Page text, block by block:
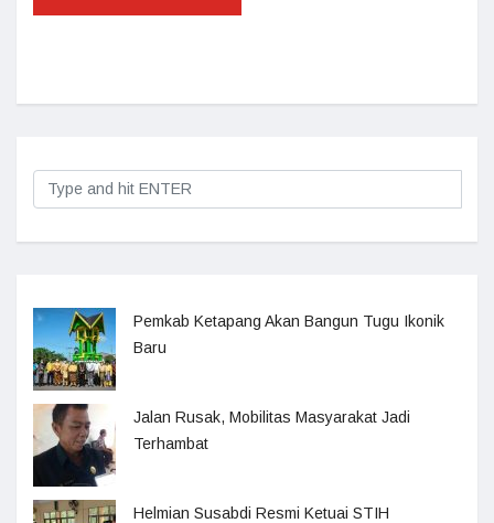
Pemkab Ketapang Akan Bangun Tugu Ikonik
Baru
Jalan Rusak, Mobilitas Masyarakat Jadi
Terhambat
Helmian Susabdi Resmi Ketuai STIH